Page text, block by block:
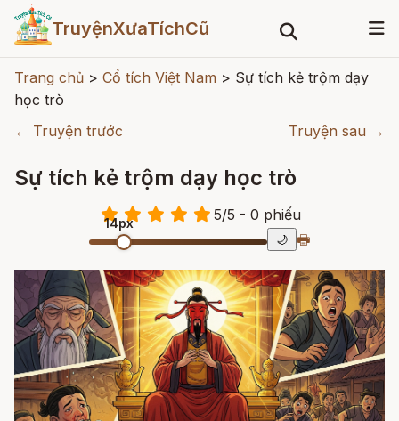
TruyệnXưaTíchCũ
Trang chủ > Cổ tích Việt Nam > Sự tích kẻ trộm dạy
học trò
← Truyện trước
Truyện sau →
Sự tích kẻ trộm dạy học trò
5/5 - 0 phiếu
14px
🌙 🖶